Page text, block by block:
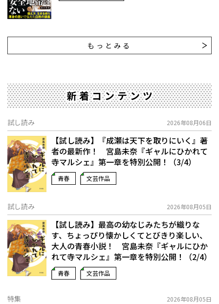
もっとみる
新着コンテンツ
試し読み 2026年08月06日
【試し読み】『成瀬は天下を取りにいく』著
者の最新作！ 宮島未奈『ギャルにひかれて
寺マルシェ』第一章を特別公開！（3/4）
青春 文芸作品
試し読み 2026年08月05日
【試し読み】最高の幼なじみたちが織りな
す、ちょっぴり懐かしくてとびきり楽しい、
大人の青春小説！ 宮島未奈『ギャルにひか
れて寺マルシェ』第一章を特別公開！（2/4）
青春 文芸作品
特集 2026年08月05日